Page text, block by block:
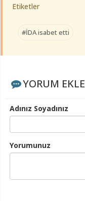
Etiketler
#İDA isabet etti
YORUM EKLE
Adınız Soyadınız
Yorumunuz